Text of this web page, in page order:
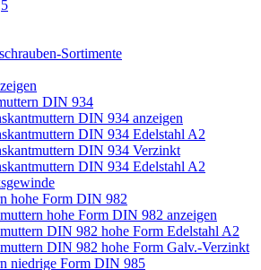
Sortimente
DIN 934
DIN 934 anzeigen
DIN 934 Edelstahl A2
DIN 934 Verzinkt
DIN 934 Edelstahl A2
hohe Form DIN 982
hohe Form DIN 982 anzeigen
DIN 982 hohe Form Edelstahl A2
DIN 982 hohe Form Galv.-Verzinkt
niedrige Form DIN 985